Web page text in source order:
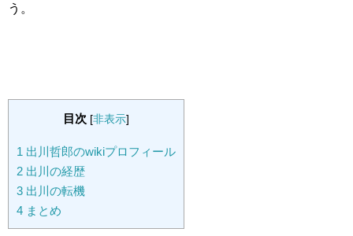
う。
目次 [非表示]
1 出川哲郎のwikiプロフィール
2 出川の経歴
3 出川の転機
4 まとめ